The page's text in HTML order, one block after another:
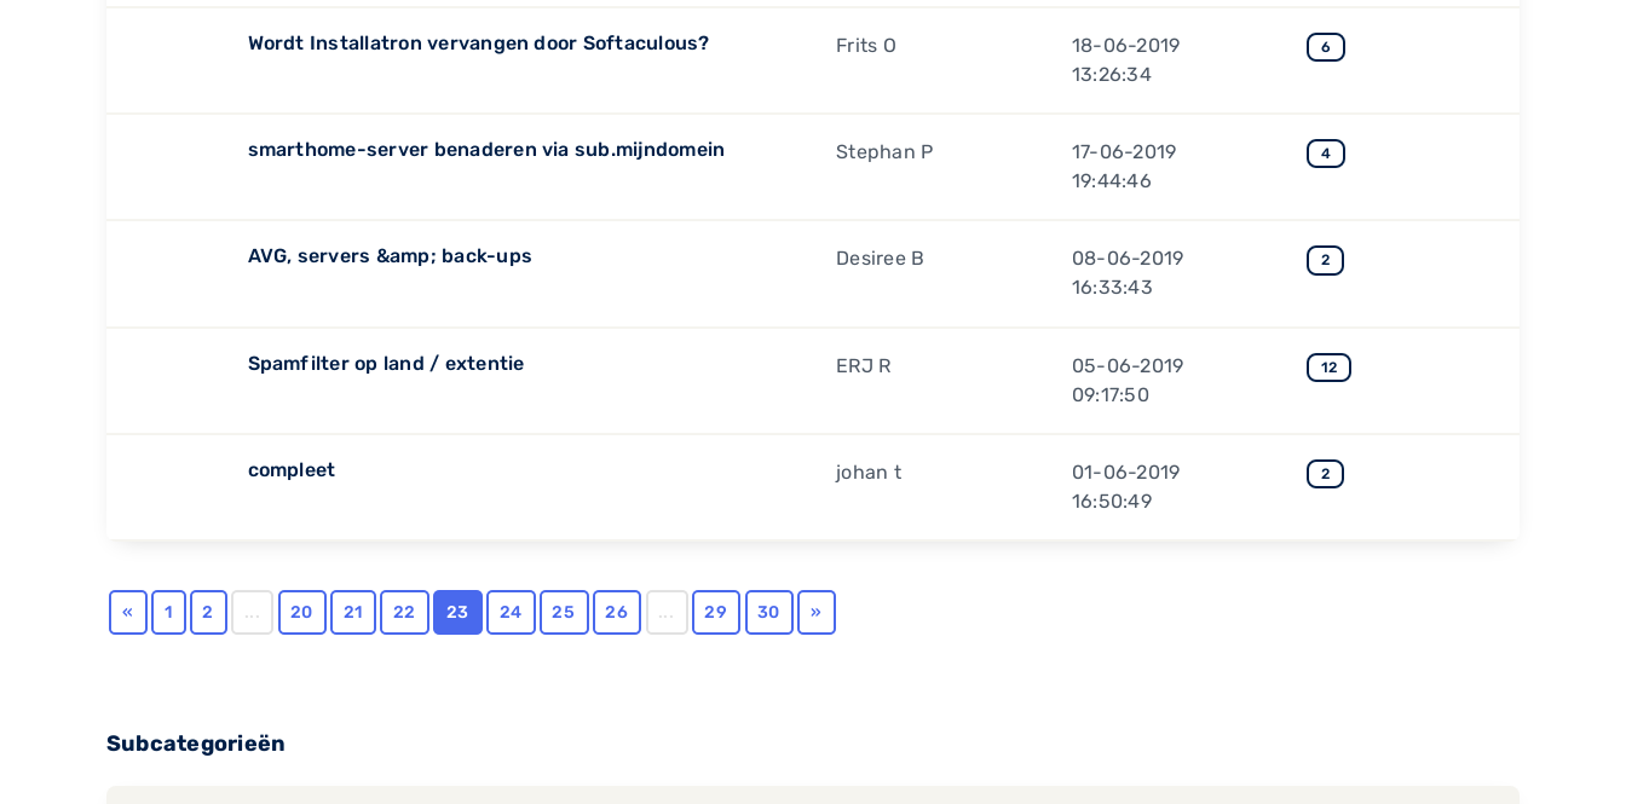
Wordt Installatron vervangen door Softaculous? Frits O
18-06-2019
13:26:34
6
smarthome-server benaderen via sub.mijndomein Stephan P
17-06-2019
19:44:46
4
AVG, servers &amp; back-ups Desiree B
08-06-2019
16:33:43
2
Spamfilter op land / extentie ERJ R
05-06-2019
09:17:50
12
compleet johan t
01-06-2019
16:50:49
2
« 1 2 ... 20 21 22 23 24 25 26 ... 29 30 »
Subcategorieën